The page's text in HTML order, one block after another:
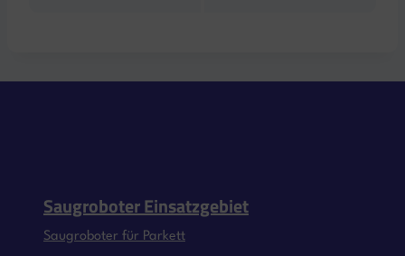
Saugroboter Einsatzgebiet
Saugroboter für Parkett